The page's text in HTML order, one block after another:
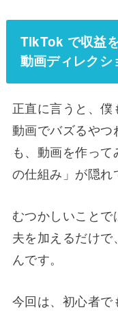
TikTok で収益
動画ディレクシ
正直に言うと、
動画でバズるや
も、動画を作っ
の仕組み」が隠れ
むつかしいこと
夫を加えるだけ
んです。
今回は、初心者で